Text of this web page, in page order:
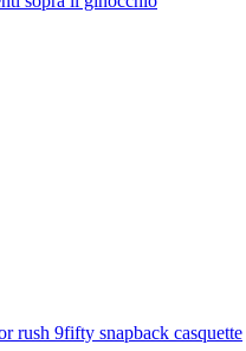
rush 9fifty snapback casquette